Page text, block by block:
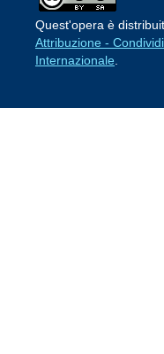
Quest'opera è
Attribuzione -
Internazionale